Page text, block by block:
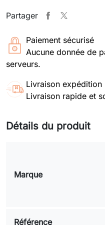
Partager
Paiement sécurisé
Aucune donnée de
serveurs.
Livraison expédition
Livraison rapide et
Détails du produit
Marque
Référence